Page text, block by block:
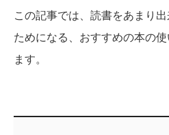
この記事では、読書をあまり
ためになる、おすすめの本の
ます。